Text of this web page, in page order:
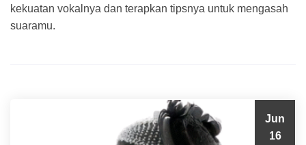
kekuatan vokalnya dan terapkan tipsnya untuk mengasah
suaramu.
Jun
16